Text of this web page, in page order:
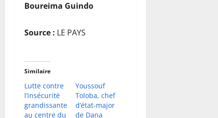
Boureima Guindo
Source : LE PAYS
Similaire
Lutte contre
l’insécurité
grandissante
au centre du
Youssouf
Toloba, chef
d’état-major
de Dana